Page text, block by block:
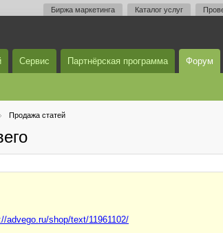
Биржа маркетинга Каталог услуг
Сервис Партнёрская программа Форум
Продажа статей
advego.ru/shop/text/11961102/